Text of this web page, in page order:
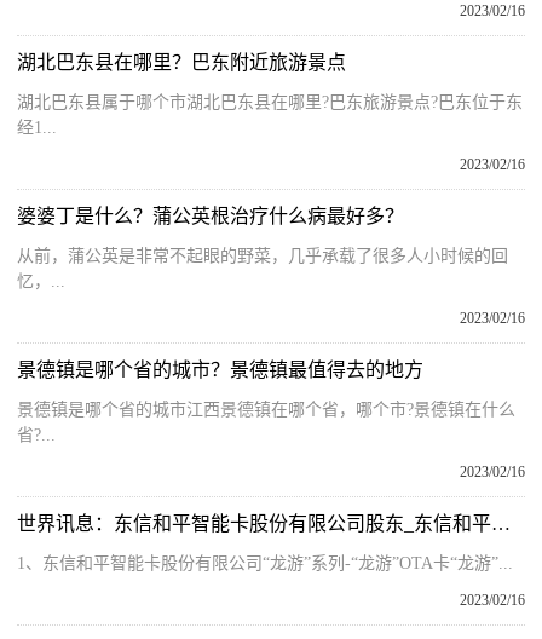
2023/02/16
湖北巴东县在哪里？巴东附近旅游景点
湖北巴东县属于哪个市湖北巴东县在哪里?巴东旅游景点?巴东位于东
经1...
2023/02/16
婆婆丁是什么？蒲公英根治疗什么病最好多？
从前，蒲公英是非常不起眼的野菜，几乎承载了很多人小时候的回
忆，...
2023/02/16
景德镇是哪个省的城市？景德镇最值得去的地方
景德镇是哪个省的城市江西景德镇在哪个省，哪个市?景德镇在什么
省?...
2023/02/16
世界讯息：东信和平智能卡股份有限公司股东_东信和平智能卡股份有限公司
1、东信和平智能卡股份有限公司“龙游”系列-“龙游”OTA卡“龙游”...
2023/02/16